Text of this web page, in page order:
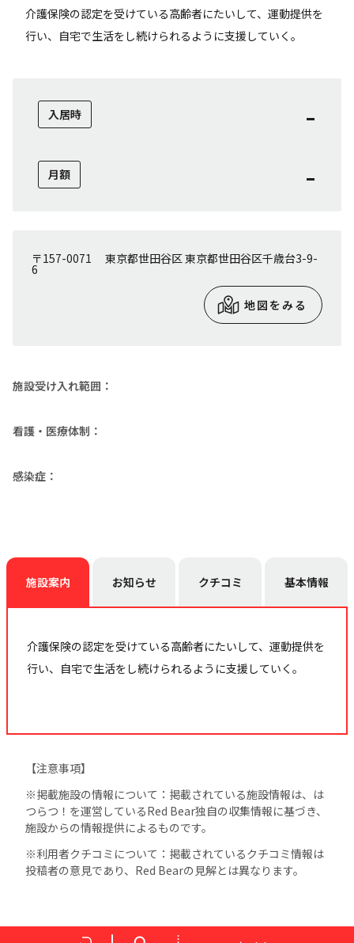
介護保険の認定を受けている高齢者にたいして、運動提供を
行い、自宅で生活をし続けられるように支援していく。
入居時 -
月額 -
〒157-0071 東京都世田谷区 東京都世田谷区千歳台3-9-
6
地図をみる
施設受け入れ範囲：
看護・医療体制：
感染症：
施設案内 お知らせ クチコミ 基本情報
介護保険の認定を受けている高齢者にたいして、運動提供を
行い、自宅で生活をし続けられるように支援していく。
【注意事項】
※掲載施設の情報について：掲載されている施設情報は、は
つらつ！を運営しているRed Bear独自の収集情報に基づき、
施設からの情報提供によるものです。
※利用者クチコミについて：掲載されているクチコミ情報は
投稿者の意見であり、Red Bearの見解とは異なります。